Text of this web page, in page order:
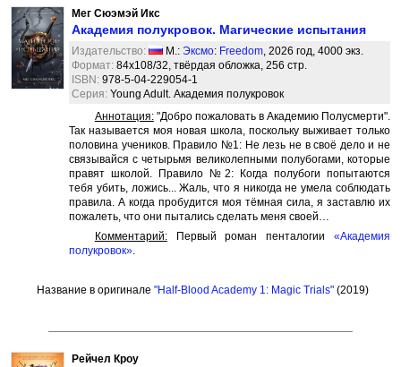
Мег Сюэмэй Икс
Академия полукровок. Магические испытания
Издательство: М.: Эксмо: Freedom, 2026 год, 4000 экз.
Формат: 84x108/32, твёрдая обложка, 256 стр.
ISBN: 978-5-04-229054-1
Серия: Young Adult. Академия полукровок
Аннотация:"Добро пожаловать в Академию Полусмерти".
Так называется моя новая школа, поскольку выживает только
половина учеников. Правило №1: Не лезь не в своё дело и не
связывайся с четырьмя великолепными полубогами, которые
правят школой. Правило №2: Когда полубоги попытаются
тебя убить, ложись... Жаль, что я никогда не умела соблюдать
правила. А когда пробудится моя тёмная сила, я заставлю их
пожалеть, что они пытались сделать меня своей…
Комментарий:Первый роман пенталогии «Академия
полукровок».
Название в оригинале "Half-Blood Academy 1: Magic Trials"(2019)
Рейчел Кроу